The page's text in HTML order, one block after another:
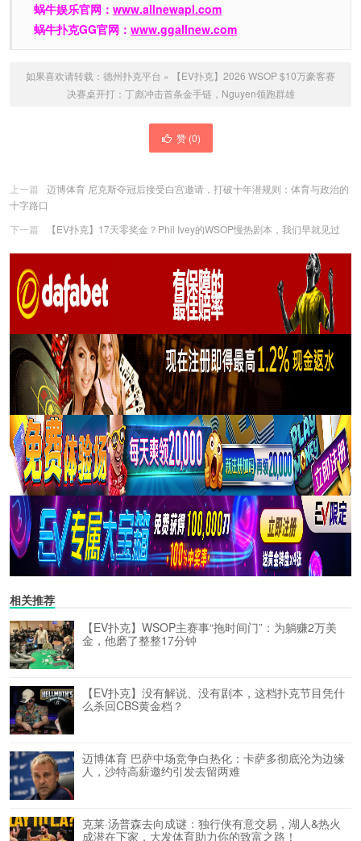
蜗牛娱乐官网： www.allnewapl.com
蜗牛扑克GG官网： www.ggallnew.com
如果喜欢请转载： 德州扑克平台 »
【EV扑克】2026 WSOP $10万豪客赛
决赛桌开打：丁彪冲击首条金手链，Nguyen领跑群雄
赞 (0)
上一篇
迈博体育 尼克斯夺冠后接受白宫邀请，打破十年潜规则：体育与政治的
十字路口
下一篇
【EV扑克】17天零奖金？Phil Ivey的WSOP慢热剧本，我们早就见过
相关推荐
【EV扑克】WSOP主赛事“拖时间门”：为躺赚2万美
金，他磨了整整17分钟
【EV扑克】没有解说、没有剧本，这档扑克节目凭什
么杀回CBS黄金档？
迈博体育 巴萨中场竞争白热化：卡萨多彻底沦为边缘
人，沙特高薪邀约引发去留两难
克莱·汤普森去向成谜：独行侠有意交易，湖人&热火
成潜在下家，大发体育助力你的致富之路！